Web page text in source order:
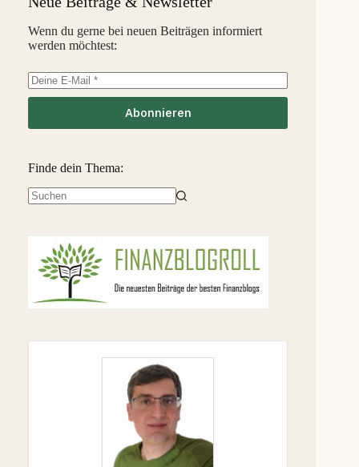
InSoil 2,6 % S
37 Linked Finance -6,3 % S
Wenn du gerne bei neuen Beiträgen informiert
werden möchtest:
Abonnieren
Finde dein Thema: